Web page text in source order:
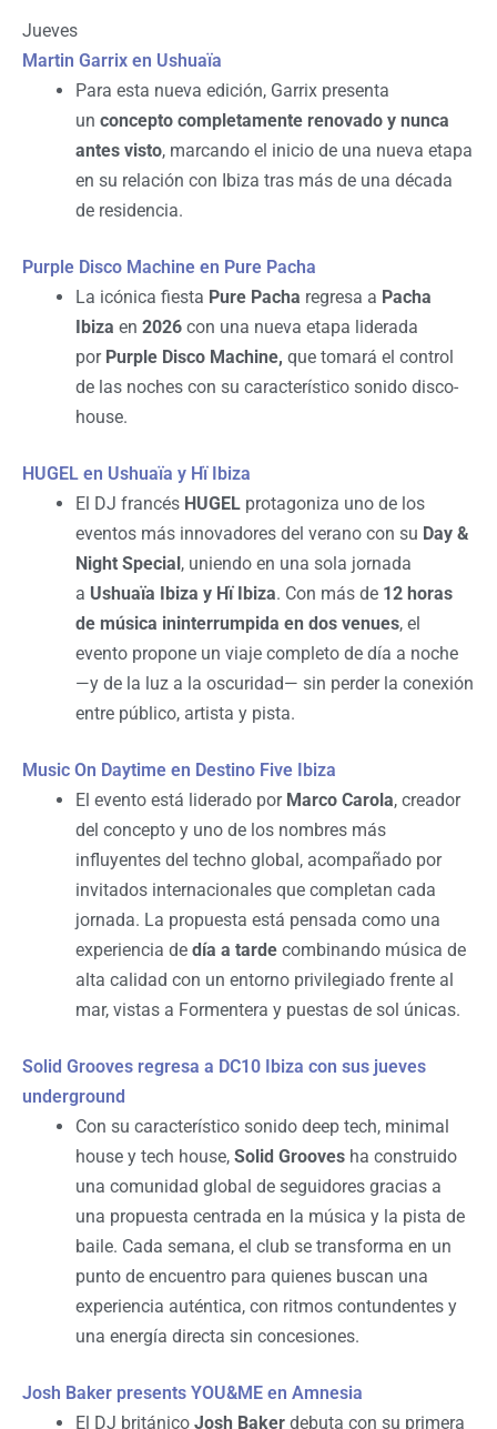
Jueves
Martin Garrix en Ushuaïa
Para esta nueva edición, Garrix presenta
un concepto completamente renovado y nunca
antes visto, marcando el inicio de una nueva etapa
en su relación con Ibiza tras más de una década
de residencia.
Purple Disco Machine en Pure Pacha
La icónica fiesta Pure Pacha regresa a Pacha
Ibiza en 2026 con una nueva etapa liderada
por Purple Disco Machine, que tomará el control
de las noches con su característico sonido disco-
house.
HUGEL en Ushuaïa y Hï Ibiza
El DJ francés HUGEL protagoniza uno de los
eventos más innovadores del verano con su Day &
Night Special , uniendo en una sola jornada
a Ushuaïa Ibiza y Hï Ibiza. Con más de 12 horas
de música ininterrumpida en dos venues, el
evento propone un viaje completo de día a noche
—y de la luz a la oscuridad— sin perder la conexión
entre público, artista y pista.
Music On Daytime en Destino Five Ibiza
El evento está liderado por Marco Carola, creador
del concepto y uno de los nombres más
influyentes del techno global, acompañado por
invitados internacionales que completan cada
jornada. La propuesta está pensada como una
experiencia de día a tarde combinando música de
alta calidad con un entorno privilegiado frente al
mar, vistas a Formentera y puestas de sol únicas.
Solid Grooves regresa a DC10 Ibiza con sus jueves
underground
Con su característico sonido deep tech, minimal
house y tech house, Solid Grooves ha construido
una comunidad global de seguidores gracias a
una propuesta centrada en la música y la pista de
baile. Cada semana, el club se transforma en un
punto de encuentro para quienes buscan una
experiencia auténtica, con ritmos contundentes y
una energía directa sin concesiones.
Josh Baker presents YOU&ME en Amnesia
El DJ británico Josh Baker debuta con su primera